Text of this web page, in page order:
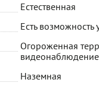
Естественная
Есть возможность
Огороженная
Наземная